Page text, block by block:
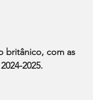
britânico, com as
2025.